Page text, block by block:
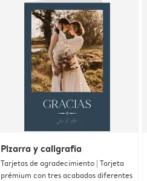
Pizarra y caligrafía
Tarjetas de agradecimiento | Tarjeta
prémium con tres acabados diferentes